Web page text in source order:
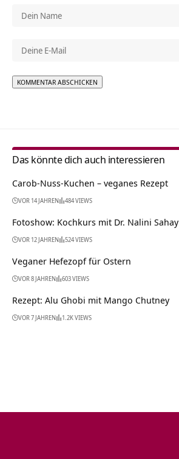
Das könnte dich auch interessieren
Carob-Nuss-Kuchen – veganes Rezept
VOR 14 JAHREN 484 VIEWS
Fotoshow: Kochkurs mit Dr. Nalini Sahay
VOR 12 JAHREN 524 VIEWS
Veganer Hefezopf für Ostern
VOR 8 JAHREN 603 VIEWS
Rezept: Alu Ghobi mit Mango Chutney
VOR 7 JAHREN 1.2K VIEWS